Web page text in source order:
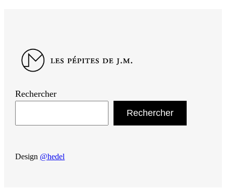
Rechercher
Rechercher
Design @hedel